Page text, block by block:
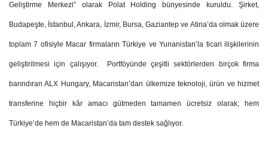
Geliştirme Merkezi” olarak Polat Holding bünyesinde kuruldu. Şirket,
Budapeşte, İstanbul, Ankara, İzmir, Bursa, Gaziantep ve Atina’da olmak üzere
toplam 7 ofisiyle Macar firmaların Türkiye ve Yunanistan’la ticari ilişkilerinin
geliştirilmesi için çalışıyor. Portföyünde çeşitli sektörlerden birçok firma
barındıran ALX Hungary, Macaristan’dan ülkemize teknoloji, ürün ve hizmet
transferine hiçbir kâr amacı gütmeden tamamen ücretsiz olarak; hem
Türkiye’de hem de Macaristan’da tam destek sağlıyor.